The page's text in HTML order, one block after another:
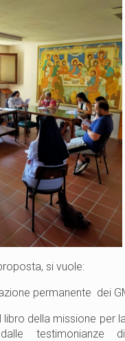
si vuole:
permanente dei
della missione per
testimonianze